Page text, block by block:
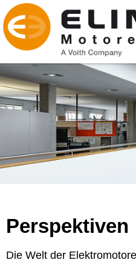
Perspektiven
Die Welt der